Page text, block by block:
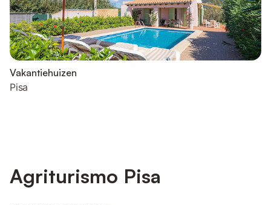
Vakantiehuizen
Pisa
Agriturismo Pisa